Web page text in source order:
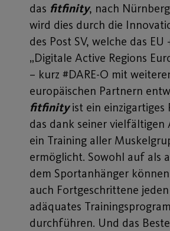
das fitfinity, nach
wird dies durch die
des Post SV, welche das
„Digitale Active Regions
– kurz #DARE-O mit
europäischen Partnern
fitfinityist ein einzigartiges
das dank seiner vielfältigen
ein Training aller
ermöglicht. Sowohl auf als
dem Sportanhänger
auch Fortgeschrittene
adäquates
durchführen. Und das